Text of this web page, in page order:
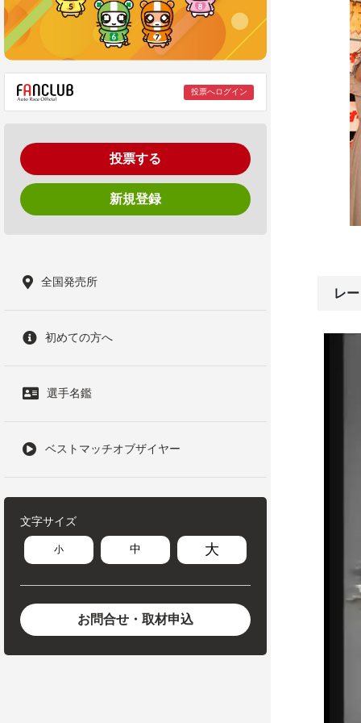
投票へログイン
投票する
新規登録
全国発売所
初めての方へ
選手名鑑
ベストマッチオブザイヤー
文字サイズ
小 中 大
お問合せ・取材申込
レ